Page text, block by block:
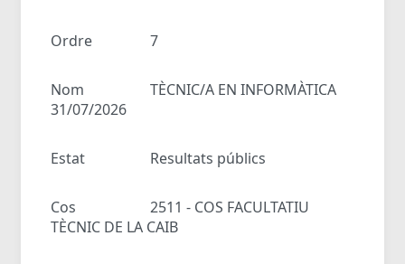
Ordre 7
Nom
TÈCNIC/A EN INFORMÀTICA
31/07/2026
Estat Resultats públics
Cos
2511 - COS FACULTATIU
TÈCNIC DE LA CAIB